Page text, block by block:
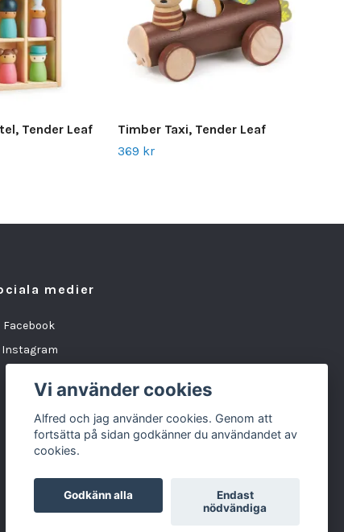
Tender Leaf
Timber Taxi, Tender Leaf
369 kr
medier
Facebook
Instagram
Vi använder cookies
Alfred och jag använder cookies. Genom att
fortsätta på sidan godkänner du användandet av
cookies.
Godkänn alla
Endast
nödvändiga